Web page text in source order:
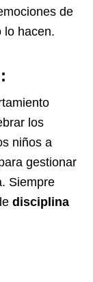
de
lo hacen.
los
niños a
gestionar
Siempre
disciplina